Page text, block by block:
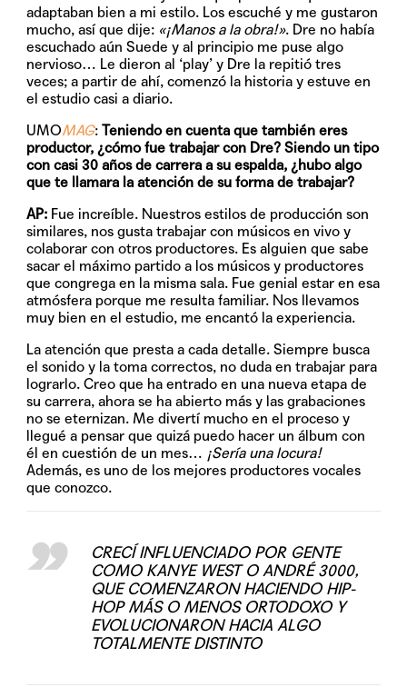
adaptaban bien a mi estilo. Los escuché y me gustaron
mucho, así que dije: «¡Manos a la obra!». Dre no había
escuchado aún Suede y al principio me puse algo
nervioso… Le dieron al ‘play’ y Dre la repitió tres
veces; a partir de ahí, comenzó la historia y estuve en
el estudio casi a diario.
UMOMAG:Teniendo en cuenta que también eres
productor, ¿cómo fue trabajar con Dre? Siendo un tipo
con casi 30 años de carrera a su espalda, ¿hubo algo
que te llamara la atención de su forma de trabajar?
AP: Fue increíble. Nuestros estilos de producción son
similares, nos gusta trabajar con músicos en vivo y
colaborar con otros productores. Es alguien que sabe
sacar el máximo partido a los músicos y productores
que congrega en la misma sala. Fue genial estar en esa
atmósfera porque me resulta familiar. Nos llevamos
muy bien en el estudio, me encantó la experiencia.
La atención que presta a cada detalle. Siempre busca
el sonido y la toma correctos, no duda en trabajar para
lograrlo. Creo que ha entrado en una nueva etapa de
su carrera, ahora se ha abierto más y las grabaciones
no se eternizan. Me divertí mucho en el proceso y
llegué a pensar que quizá puedo hacer un álbum con
él en cuestión de un mes… ¡Sería una locura!
Además, es uno de los mejores productores vocales
que conozco.
CRECÍ INFLUENCIADO POR GENTE
COMO KANYE WEST O ANDRÉ 3000,
QUE COMENZARON HACIENDO HIP-
HOP MÁS O MENOS ORTODOXO Y
EVOLUCIONARON HACIA ALGO
TOTALMENTE DISTINTO